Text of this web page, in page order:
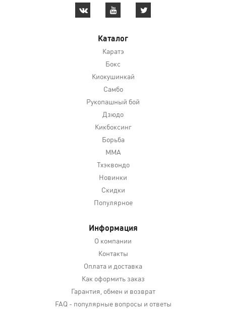
Каталог
Каратэ
Бокс
Киокушинкай
Самбо
Рукопашный бой
Дзюдо
Кикбоксинг
Борьба
MMA
Тхэквондо
Новинки
Скидки
Популярное
Информация
О компании
Контакты
Оплата и доставка
Как оформить заказ
Гарантия, обмен и возврат
FAQ - популярные вопросы и ответы